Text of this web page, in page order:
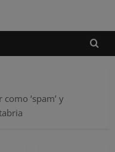
‘spam’ y